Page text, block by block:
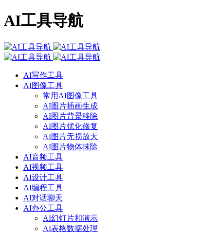
AI工具导航
AI写作工具
AI图像工具
常用AI图像工具
AI图片插画生成
AI图片背景移除
AI图片优化修复
AI图片无损放大
AI图片物体抹除
AI音频工具
AI视频工具
AI设计工具
AI编程工具
AI对话聊天
AI办公工具
AI幻灯片和演示
AI表格数据处理